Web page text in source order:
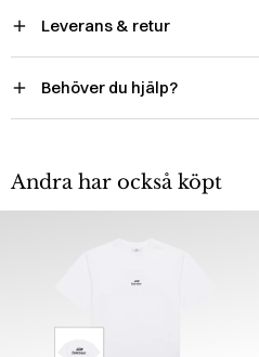
Leverans & retur
Behöver du hjälp?
Andra har också köpt